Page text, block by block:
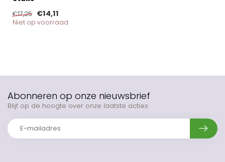
€17,25 €14,11
Niet op voorraad
Abonneren op onze nieuwsbrief
Blijf op de hoogte over onze laatste acties